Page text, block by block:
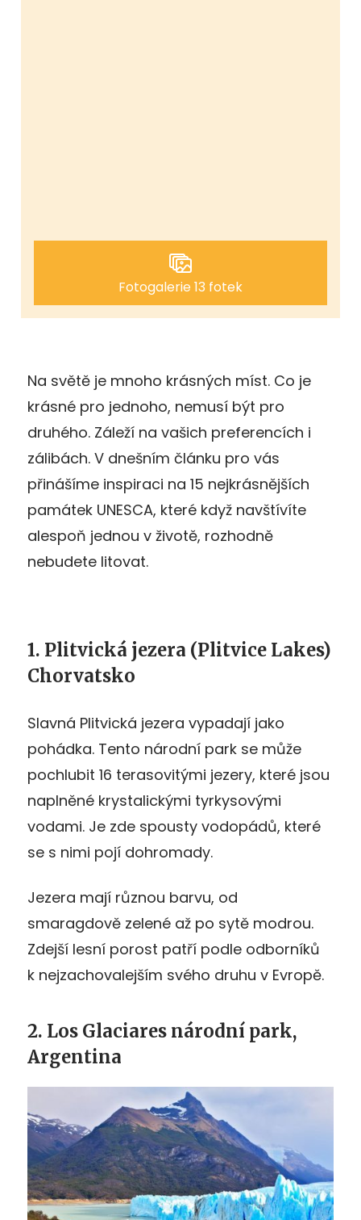
Fotogalerie 13 fotek
Na světě je mnoho krásných míst. Co je
krásné pro jednoho, nemusí být pro
druhého. Záleží na vašich preferencích i
zálibách. V dnešním článku pro vás
přinášíme inspiraci na 15 nejkrásnějších
památek UNESCA, které když navštívíte
alespoň jednou v životě, rozhodně
nebudete litovat.
1. Plitvická jezera (Plitvice Lakes)
Chorvatsko
Slavná Plitvická jezera vypadají jako
pohádka. Tento národní park se může
pochlubit 16 terasovitými jezery, které jsou
naplněné krystalickými tyrkysovými
vodami. Je zde spousty vodopádů, které
se s nimi pojí dohromady.
Jezera mají různou barvu, od
smaragdově zelené až po sytě modrou.
Zdejší lesní porost patří podle odborníků
k nejzachovalejším svého druhu v Evropě.
2. Los Glaciares národní park,
Argentina